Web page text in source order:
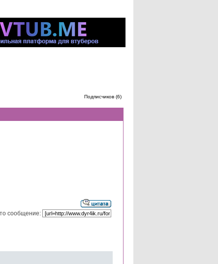
Подписчиков (6)
сообщение: